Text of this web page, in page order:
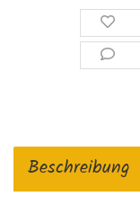
Beschreibung